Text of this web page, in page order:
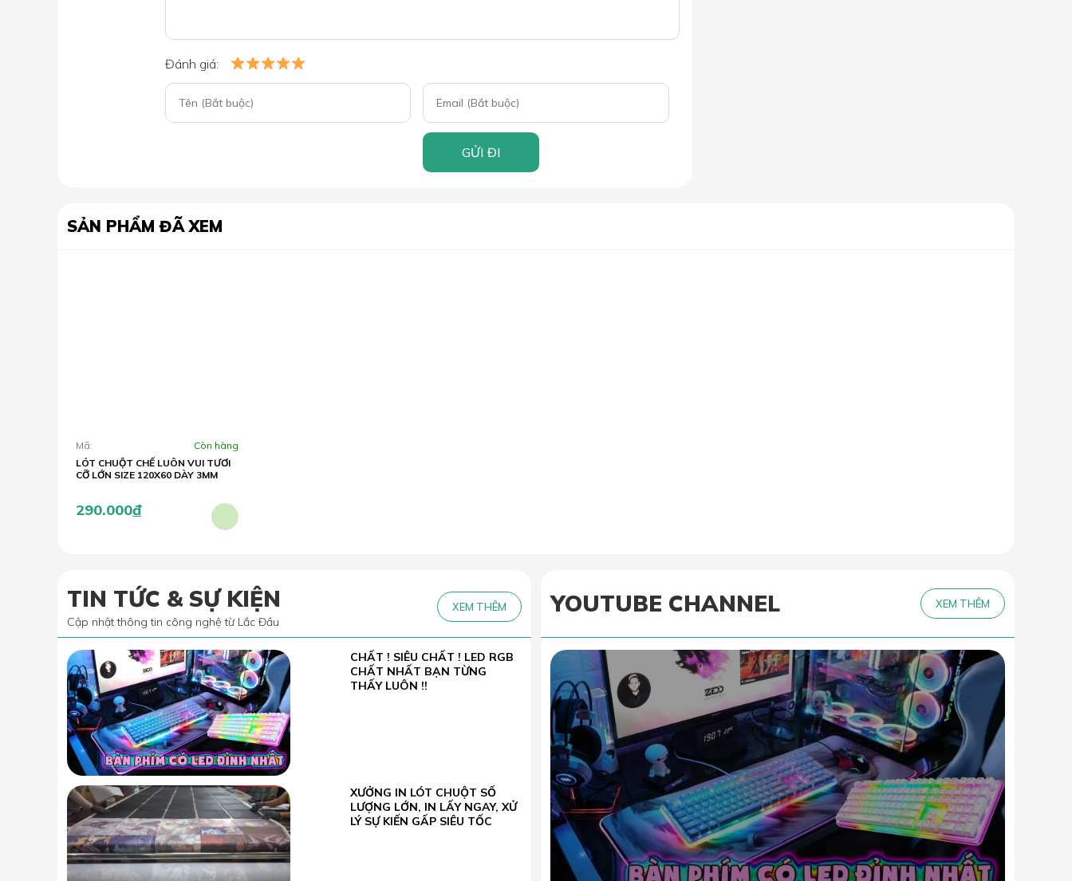
Đánh giá:
GỬI ĐI
SẢN PHẨM ĐÃ XEM
Mã:
Còn hàng
LÓT CHUỘT CHẾ LUÔN VUI TƯƠI
CỠ LỚN SIZE 120X60 DÀY 3MM
290.000đ
TIN TỨC & SỰ KIỆN
Cập nhật thông tin công nghệ từ Lắc Đầu
XEM THÊM
CHẤT ! SIÊU CHẤT ! LED RGB
CHẤT NHẤT BẠN TỪNG
THẤY LUÔN !!
XƯỞNG IN LÓT CHUỘT SỐ
LƯỢNG LỚN, IN LẤY NGAY, XỬ
LÝ SỰ KIẾN GẤP SIÊU TỐC
YOUTUBE CHANNEL XEM THÊM